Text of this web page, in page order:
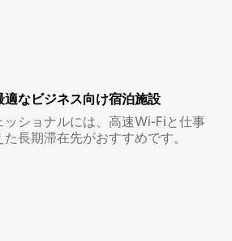
なビ⁠ジ⁠ネ⁠ス⁠向⁠け宿⁠泊⁠施⁠設
ッショナルには、高速Wi-Fiと仕事
長期滞在先がおすすめです。